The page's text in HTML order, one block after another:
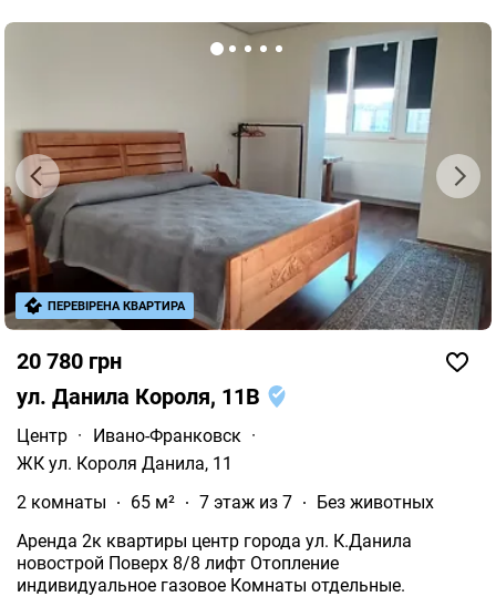
20 780 грн
ул. Данила Короля, 11В
Центр · Ивано-Франковск ·
ЖК ул. Короля Данила, 11
2 комнаты
65 м² 7 этаж из 7
Без животных
Аренда 2к квартиры центр города ул. К.Данила
новострой Поверх 8/8 лифт Отопление
индивидуальное газовое Комнаты отдельные.
ПЕРЕВІРЕНА КВАРТИРА